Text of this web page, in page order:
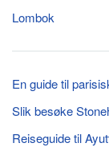
Lombok
En guide til
Slik besøke
Reiseguide til